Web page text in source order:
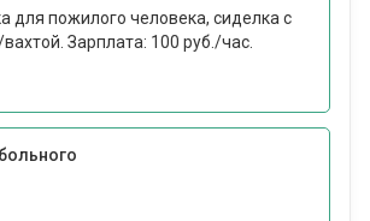
для пожилого человека, сиделка с
Зарплата: 100 руб./час.